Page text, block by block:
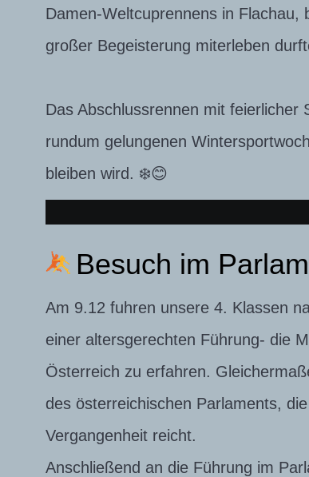
Damen-Weltcuprennens in
großer Begeisterung miterleben
Das Abschlussrennen mit feierlicher
rundum gelungenen
bleiben wird. ❄️😊
Besuch im
Am 9.12 fuhren unsere 4. Klassen
einer altersgerechten Führung- die
Österreich zu erfahren.
des österreichischen Parlaments,
Vergangenheit reicht.
Anschließend an die Führung im